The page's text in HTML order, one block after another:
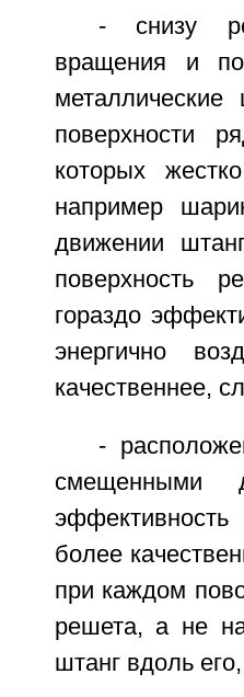
- снизу
вращения и
поверхности
которых
например
движении
поверхность
гораздо
энергично
качественнее,
-
смещенными
более
при каждом
решета, а не
штанг вдоль его,